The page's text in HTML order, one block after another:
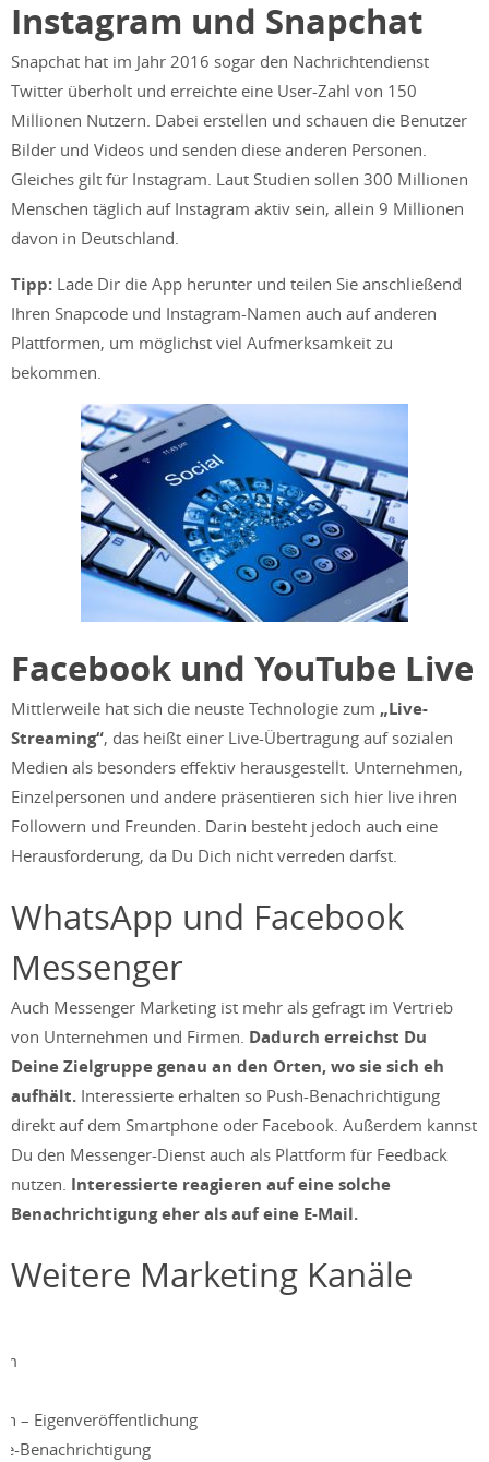
Instagram und Snapchat
Snapchat hat im Jahr 2016 sogar den Nachrichtendienst
Twitter überholt und erreichte eine User-Zahl von 150
Millionen Nutzern. Dabei erstellen und schauen die Benutzer
Bilder und Videos und senden diese anderen Personen.
Gleiches gilt für Instagram. Laut Studien sollen 300 Millionen
Menschen täglich auf Instagram aktiv sein, allein 9 Millionen
davon in Deutschland.
Tipp: Lade Dir die App herunter und teilen Sie anschließend
Ihren Snapcode und Instagram-Namen auch auf anderen
Plattformen, um möglichst viel Aufmerksamkeit zu
bekommen.
Facebook und YouTube Live
Mittlerweile hat sich die neuste Technologie zum „Live-
Streaming“, das heißt einer Live-Übertragung auf sozialen
Medien als besonders effektiv herausgestellt. Unternehmen,
Einzelpersonen und andere präsentieren sich hier live ihren
Followern und Freunden. Darin besteht jedoch auch eine
Herausforderung, da Du Dich nicht verreden darfst.
WhatsApp und Facebook
Messenger
Auch Messenger Marketing ist mehr als gefragt im Vertrieb
von Unternehmen und Firmen. Dadurch erreichst Du
Deine Zielgruppe genau an den Orten, wo sie sich eh
aufhält. Interessierte erhalten so Push-Benachrichtigung
direkt auf dem Smartphone oder Facebook. Außerdem kannst
Du den Messenger-Dienst auch als Plattform für Feedback
nutzen. Interessierte reagieren auf eine solche
Benachrichtigung eher als auf eine E-Mail.
Weitere Marketing Kanäle
– Eigenveröffentlichung
Benachrichtigung